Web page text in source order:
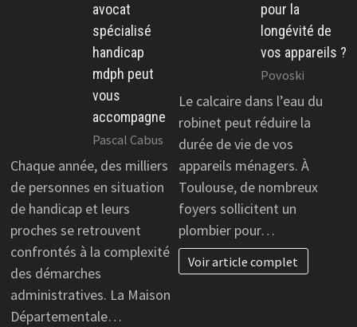
avocat
spécialisé
handicap
mdph peut
vous
accompagne
Pascal Cabus
Chaque année, des milliers
de personnes en situation
de handicap et leurs
proches se retrouvent
confrontés à la complexité
des démarches
administratives. La Maison
Départementale…
pour la
longévité de
vos appareils ?
Povoski
Le calcaire dans l’eau du
robinet peut réduire la
durée de vie de vos
appareils ménagers. À
Toulouse, de nombreux
foyers sollicitent un
plombier pour…
Voir article complet